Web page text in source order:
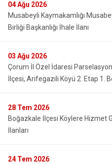
04Ağu 2026
Musabeyli Kaymakamlığı
Birliği Başkanlığı İhale İlanı
03 Ağu 2026
Çorum İl Özel İdaresi
İlçesi, Arifegazili Köyü 2. Etap 1.
28 Tem 2026
Boğazkale İlçesi Köylere Hizmet
İlanları
24 Tem 2026